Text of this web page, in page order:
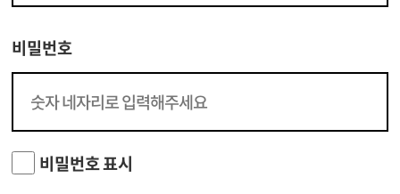
비밀번호
비밀번호 표시